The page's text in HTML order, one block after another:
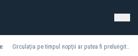
Circulația pe timpul nopții ar putea fi prelungită până la ora 24:00!